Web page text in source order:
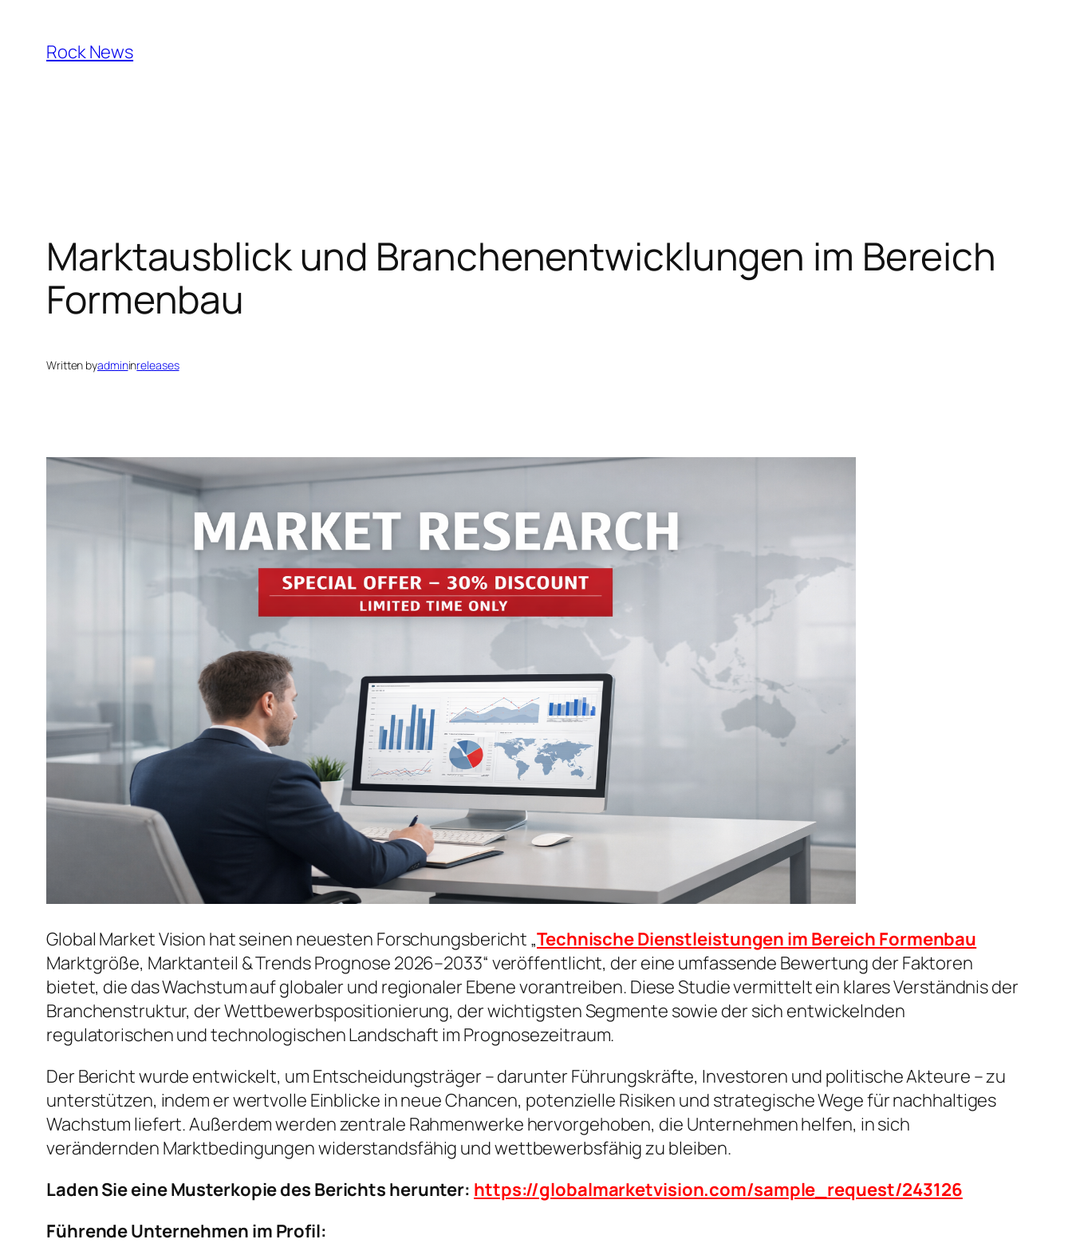
content
Rock News
Marktausblick und Branchenentwicklungen im Bereich
Formenbau
Written byadmininreleases
Global Market Vision hat seinen neuesten Forschungsbericht „Technische Dienstleistungen im Bereich Formenbau
Marktgröße, Marktanteil & Trends Prognose 2026–2033“ veröffentlicht, der eine umfassende Bewertung der Faktoren
bietet, die das Wachstum auf globaler und regionaler Ebene vorantreiben. Diese Studie vermittelt ein klares Verständnis der
Branchenstruktur, der Wettbewerbspositionierung, der wichtigsten Segmente sowie der sich entwickelnden
regulatorischen und technologischen Landschaft im Prognosezeitraum.
Der Bericht wurde entwickelt, um Entscheidungsträger – darunter Führungskräfte, Investoren und politische Akteure – zu
unterstützen, indem er wertvolle Einblicke in neue Chancen, potenzielle Risiken und strategische Wege für nachhaltiges
Wachstum liefert. Außerdem werden zentrale Rahmenwerke hervorgehoben, die Unternehmen helfen, in sich
verändernden Marktbedingungen widerstandsfähig und wettbewerbsfähig zu bleiben.
Laden Sie eine Musterkopie des Berichts herunter: https://globalmarketvision.com/sample_request/243126
Führende Unternehmen im Profil: